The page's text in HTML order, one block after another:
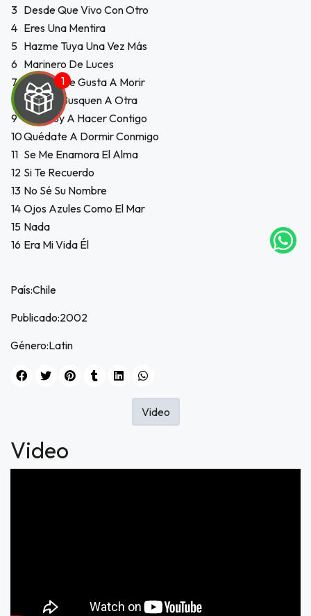
correo
web
3 Desde Que Vivo Con Otro
4 Eres Una Mentira
5 Hazme Tuya Una Vez Más
6 Marinero De Luces
7 Porque Me Gusta A Morir
8
Que Se Busquen A Otra
9 Qué Voy A Hacer Contigo
10Quédate A Dormir Conmigo
11 Se Me Enamora El Alma
12 Si Te Recuerdo
13 No Sé Su Nombre
14 Ojos Azules Como El Mar
15 Nada
16 Era Mi Vida Él
País:Chile
Publicado:2002
Género:Latin
Video
Video